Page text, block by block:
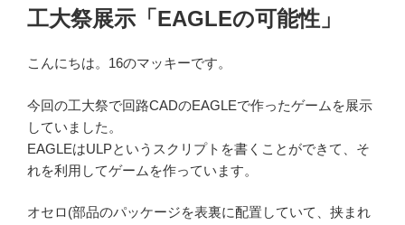
稿
日:
工大祭展示「EAGLEの可能性」
こんにちは。16のマッキーです。
今回の工大祭で回路CADのEAGLEで作ったゲームを展示
していました。
EAGLEはULPというスクリプトを書くことができて、そ
れを利用してゲームを作っています。
オセロ(部品のパッケージを表裏に配置していて、挟まれ